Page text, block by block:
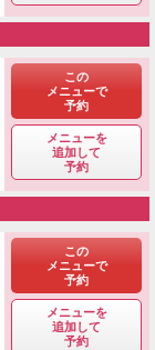
この
メニューで
予約
メニューを
追加して
予約
この
メニューで
予約
メニューを
追加して
予約